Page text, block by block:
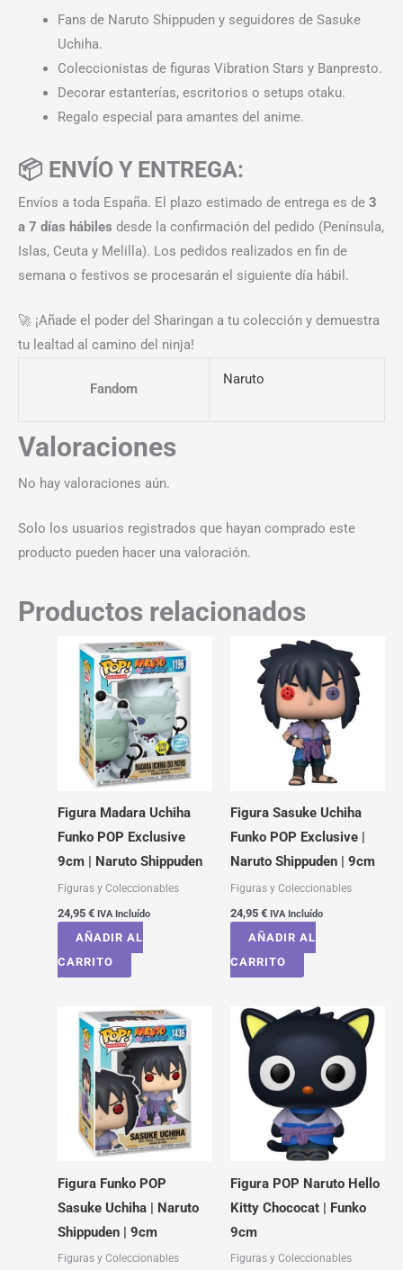
Fans de Naruto Shippuden y seguidores de Sasuke
Uchiha.
Coleccionistas de figuras Vibration Stars y Banpresto.
Decorar estanterías, escritorios o setups otaku.
Regalo especial para amantes del anime.
📦 ENVÍO Y ENTREGA:
Envíos a toda España. El plazo estimado de entrega es de 3
a 7 días hábiles desde la confirmación del pedido (Península,
Islas, Ceuta y Melilla). Los pedidos realizados en fin de
semana o festivos se procesarán el siguiente día hábil.
🚀 ¡Añade el poder del Sharingan a tu colección y demuestra
tu lealtad al camino del ninja!
Fandom
Naruto
Valoraciones
No hay valoraciones aún.
Solo los usuarios registrados que hayan comprado este
producto pueden hacer una valoración.
Productos relacionados
Figura Madara Uchiha
Funko POP Exclusive
9cm | Naruto Shippuden
Figuras y Coleccionables
24,95 € IVA Incluído
AÑADIR AL
CARRITO
Figura Sasuke Uchiha
Funko POP Exclusive |
Naruto Shippuden | 9cm
Figuras y Coleccionables
24,95 € IVA Incluído
AÑADIR AL
CARRITO
Figura Funko POP
Sasuke Uchiha | Naruto
Shippuden | 9cm
Figuras y Coleccionables
Figura POP Naruto Hello
Kitty Chococat | Funko
9cm
Figuras y Coleccionables